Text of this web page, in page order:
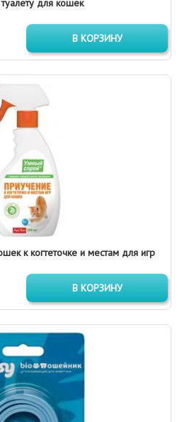
для кошек
В КОРЗИНУ
к когтеточке и местам для игр
В КОРЗИНУ